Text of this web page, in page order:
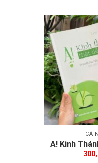
CÁ
A! Kinh